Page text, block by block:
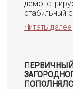
стабильный
Читать далее